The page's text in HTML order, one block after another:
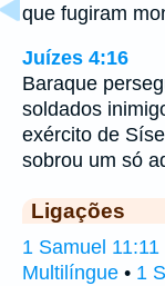
que fugiram
Juízes 4:16
Baraque
soldados
exército de
sobrou um só
Ligações
1 Samuel
Multilíngue • 1